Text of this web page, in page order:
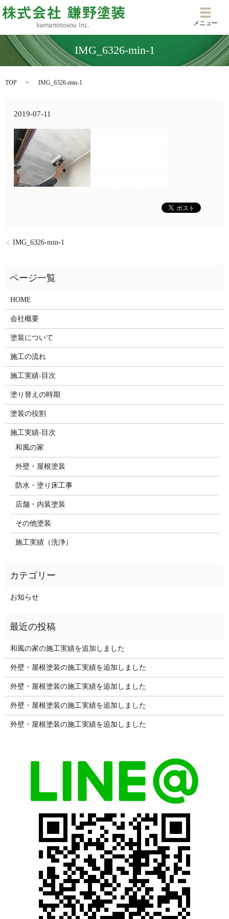
メニ
メニュー
IMG_6326-min-1
TOP IMG_6326-min-1
2019-07-11
IMG_6326-min-1
HOME
会社概要
塗装について
施工の流れ
施工実績-目次
塗り替えの時期
塗装の役割
施工実績-目次
和風の家
外壁・屋根塗装
防水・塗り床工事
店舗・内装塗装
その他塗装
施工実績（洗浄）
お知らせ
和風の家の施工実績を追加しました
外壁・屋根塗装の施工実績を追加しました
外壁・屋根塗装の施工実績を追加しました
外壁・屋根塗装の施工実績を追加しました
外壁・屋根塗装の施工実績を追加しました